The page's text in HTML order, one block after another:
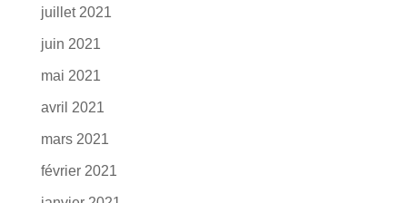
juillet 2021
juin 2021
mai 2021
avril 2021
mars 2021
février 2021